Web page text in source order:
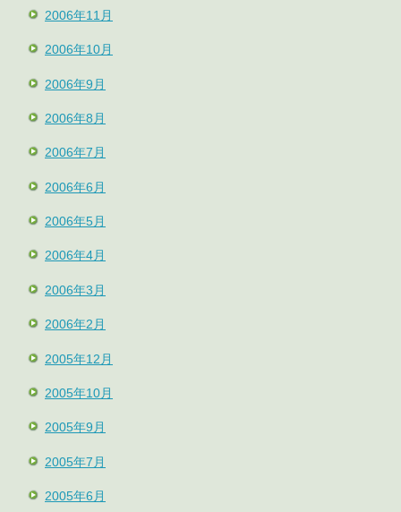
2006年11月
2006年10月
2006年9月
2006年8月
2006年7月
2006年6月
2006年5月
2006年4月
2006年3月
2006年2月
2005年12月
2005年10月
2005年9月
2005年7月
2005年6月